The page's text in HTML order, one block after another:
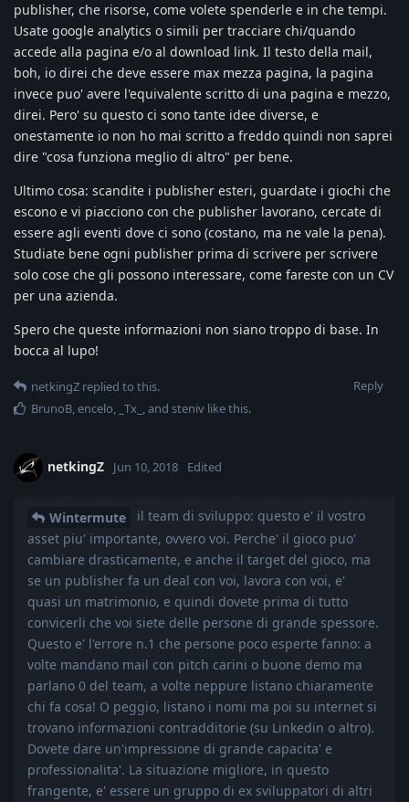
publisher, che risorse, come volete spenderle e in che tempi.
Usate google analytics o simili per tracciare chi/quando
accede alla pagina e/o al download link. Il testo della mail,
boh, io direi che deve essere max mezza pagina, la pagina
invece puo' avere l'equivalente scritto di una pagina e mezzo,
direi. Pero' su questo ci sono tante idee diverse, e
onestamente io non ho mai scritto a freddo quindi non saprei
dire "cosa funziona meglio di altro" per bene.
Ultimo cosa: scandite i publisher esteri, guardate i giochi che
escono e vi piacciono con che publisher lavorano, cercate di
essere agli eventi dove ci sono (costano, ma ne vale la pena).
Studiate bene ogni publisher prima di scrivere per scrivere
solo cose che gli possono interessare, come fareste con un CV
per una azienda.
Spero che queste informazioni non siano troppo di base. In
bocca al lupo!
Reply
netkingZ replied to this.
BrunoB,encelo, _Tx_ , and steniv like this.
netkingZ Jun 10, 2018 Edited
Wintermute
il team di sviluppo: questo e' il vostro
asset piu' importante, ovvero voi. Perche' il gioco puo'
cambiare drasticamente, e anche il target del gioco, ma
se un publisher fa un deal con voi, lavora con voi, e'
quasi un matrimonio, e quindi dovete prima di tutto
convicerli che voi siete delle persone di grande spessore.
Questo e' l'errore n.1 che persone poco esperte fanno: a
volte mandano mail con pitch carini o buone demo ma
parlano 0 del team, a volte neppure listano chiaramente
chi fa cosa! O peggio, listano i nomi ma poi su internet si
trovano informazioni contradditorie (su Linkedin o altro).
Dovete dare un'impressione di grande capacita' e
professionalita'. La situazione migliore, in questo
frangente, e' essere un gruppo di ex sviluppatori di altri